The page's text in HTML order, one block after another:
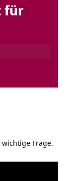
für
wichtige Frage.